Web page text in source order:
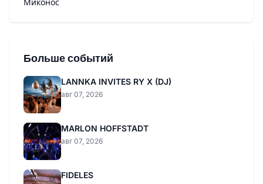
Больше событий
LANNKA INVITES RY X (DJ)
авг 07, 2026
MARLON HOFFSTADT
авг 07, 2026
FIDELES